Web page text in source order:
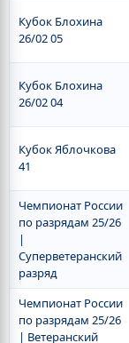
Кубок Блохина
26/02 05
Кубок Блохина
26/02 04
Кубок Яблочкова
41
Чемпионат России
по разрядам 25/26
|
Суперветеранский
разряд
Чемпионат России
по разрядам 25/26
| Ветеранский